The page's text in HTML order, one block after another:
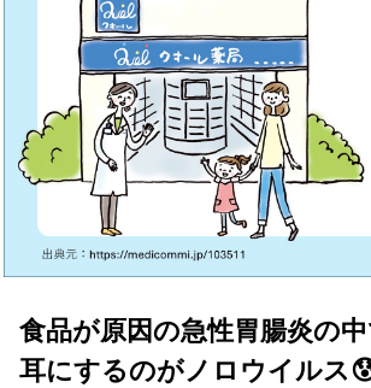
食品が原因の急性胃腸炎の
耳にするのがノロウイルス